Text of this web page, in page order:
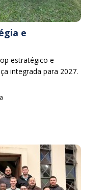
e
estratégico e
integrada para 2027.